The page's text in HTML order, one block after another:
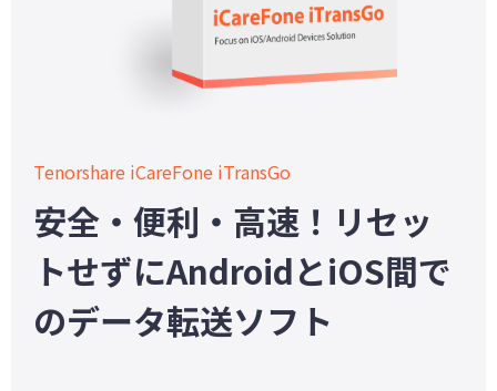
Tenorshare iCareFone iTransGo
安全・便利・高速！リセッ
トせずにAndroidとiOS間で
のデータ転送ソフト